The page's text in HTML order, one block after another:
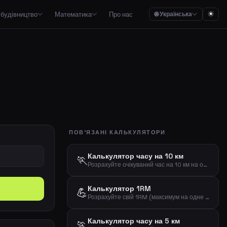
пояси
Математика Про нас 🌐 Українська ☀
ПОВ'ЯЗАНІ КАЛЬКУЛЯТОРИ
🏃Калькулятор часу на 10 км
Розрахуйте очікуваний час на 10 км на основі вашого темпу
💪Калькулятор 1RM
Розрахуйте свій 1RM (максимум на одне повторення) та тренувальні відсотки за вагою та повтореннями
Калькулятор часу на 5 км